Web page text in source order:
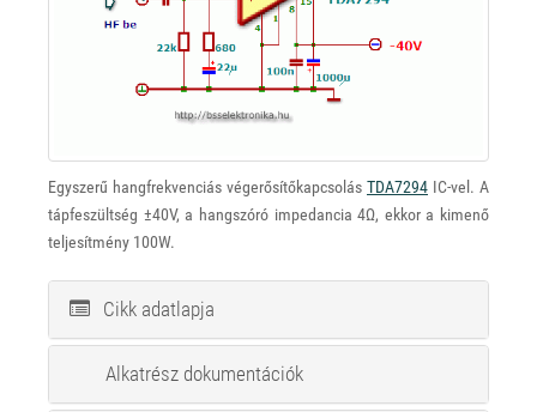
Egyszerű hangfrekvenciás végerősítőkapcsolás TDA7294 IC-vel. A
tápfeszültség ±40V, a hangszóró impedancia 4Ω, ekkor a kimenő
teljesítmény 100W.
Cikk adatlapja
Alkatrész dokumentációk